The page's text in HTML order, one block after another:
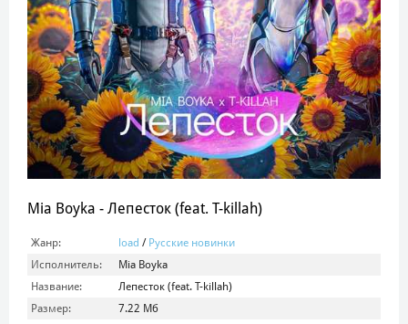
Mia Boyka - Лепесток (feat. T-killah)
Жанр: load / Русские новинки
Исполнитель:
Mia Boyka
Название:
Лепесток (feat. T-killah)
Размер:
7.22 Мб